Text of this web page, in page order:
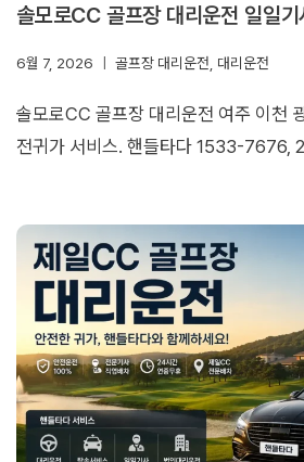
솔모로CC 골프장 대리운전 일일기
6월 7, 2026 골프장 대리운전 대리운전
솔모로CC 골프장 대리운전 여주 이천
전귀가 서비스. 핸들타다 1533-7676,